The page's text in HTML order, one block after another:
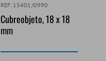
REF. 15401/0990
Cubreobjeto, 18 x 18
mm